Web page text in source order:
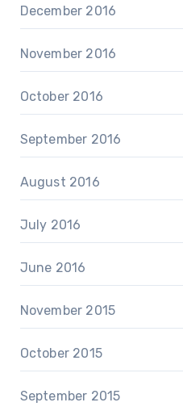
December 2016
November 2016
October 2016
September 2016
August 2016
July 2016
June 2016
November 2015
October 2015
September 2015